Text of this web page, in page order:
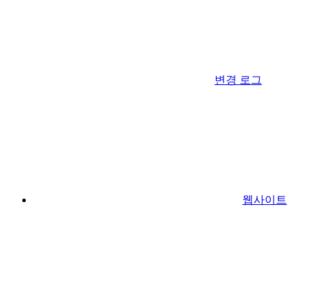
변경 로그
웹사이트